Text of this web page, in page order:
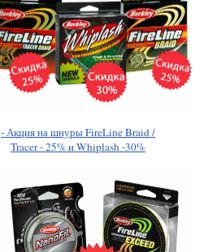
- Акция на шнуры FireLine Braid /
Tracer - 25% и Whiplash -30%